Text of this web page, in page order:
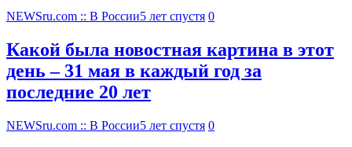
NEWSru.com :: В России5 лет спустя 0
Какой была новостная картина в этот
день – 31 мая в каждый год за
последние 20 лет
NEWSru.com :: В России5 лет спустя 0